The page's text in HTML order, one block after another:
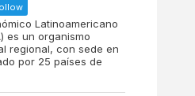
Latinoamericano
es un organismo
regional, con sede en
por 25 países de